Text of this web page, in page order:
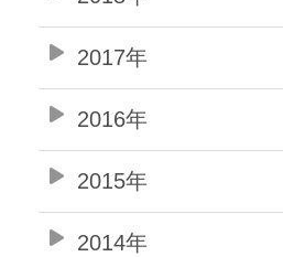
2017年
2016年
2015年
2014年